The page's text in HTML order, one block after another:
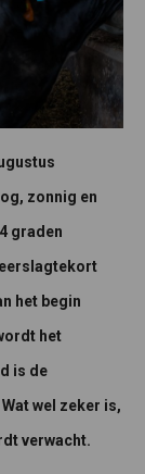
zonnig en
graden
het begin
het
is de
wel zeker is,
verwacht.